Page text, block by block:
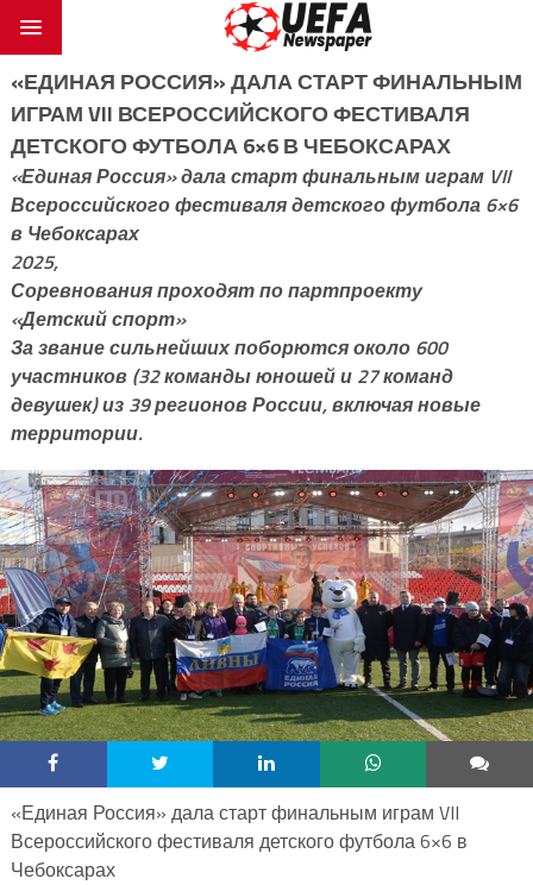
«ЕДИНАЯ РОССИЯ» ДАЛА СТАРТ ФИНАЛЬНЫМ
ИГРАМ VII ВСЕРОССИЙСКОГО ФЕСТИВАЛЯ
ДЕТСКОГО ФУТБОЛА 6×6 В ЧЕБОКСАРАХ
«Единая Россия» дала старт финальным играм VII
Всероссийского фестиваля детского футбола 6×6
в Чебоксарах
2025,
Соревнования проходят по партпроекту
«Детский спорт»
За звание сильнейших поборются около 600
участников (32 команды юношей и 27 команд
девушек) из 39 регионов России, включая новые
территории.
«Единая Россия» дала старт финальным играм VII
Всероссийского фестиваля детского футбола 6×6 в
Чебоксарах